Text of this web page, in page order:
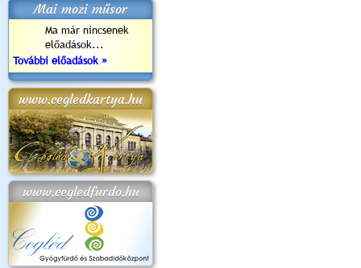
Mai mozi műsor
Ma már nincsenek
előadások...
További előadások »
www.cegledkartya.hu
www.cegledfurdo.hu